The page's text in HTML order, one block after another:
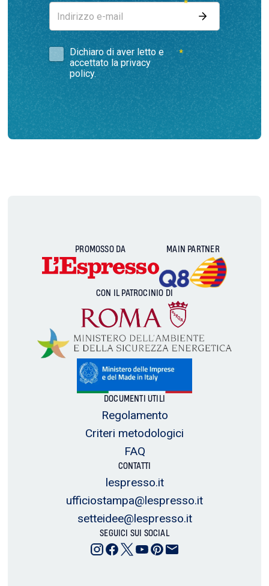
PROMOSSO DA MAIN PARTNER
CON IL PATROCINIO DI
DOCUMENTI UTILI
Regolamento
Criteri metodologici
FAQ
CONTATTI
ufficiostampa@lespresso.it
setteidee@lespresso.it
lespresso.it
SEGUICI SUI SOCIAL